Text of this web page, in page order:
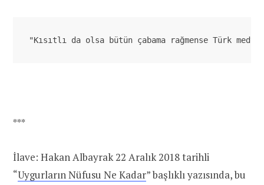
"Kısıtlı da olsa bütün çabama rağmense Türk
***
İlave: Hakan Albayrak 22 Aralık 2018 tarihli
“Uygurların Nüfusu Ne Kadar” başlıklı yazısında, bu